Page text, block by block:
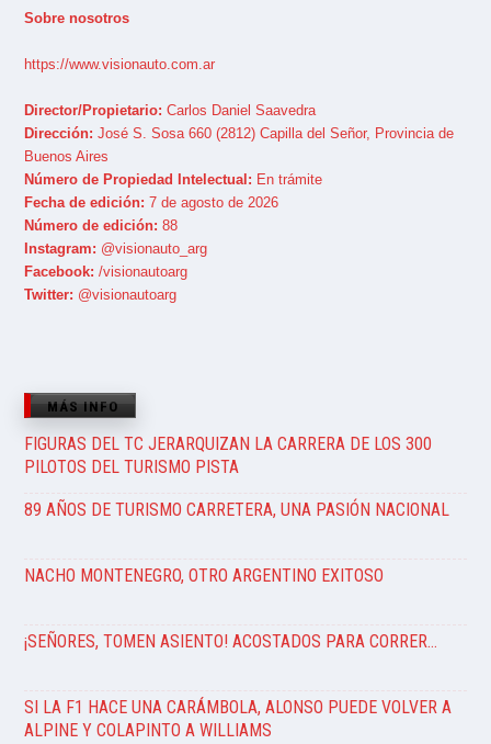
Sobre nosotros
https://www.visionauto.com.ar
Director/Propietario: Carlos Daniel Saavedra
Dirección: José S. Sosa 660 (2812) Capilla del Señor, Provincia de
Buenos Aires
Número de Propiedad Intelectual: En trámite
Fecha de edición: 7 de agosto de 2026
Número de edición: 88
Instagram: @visionauto_arg
Facebook: /visionautoarg
Twitter: @visionautoarg
MÁS INFO
FIGURAS DEL TC JERARQUIZAN LA CARRERA DE LOS 300
PILOTOS DEL TURISMO PISTA
89 AÑOS DE TURISMO CARRETERA, UNA PASIÓN NACIONAL
NACHO MONTENEGRO, OTRO ARGENTINO EXITOSO
¡SEÑORES, TOMEN ASIENTO! ACOSTADOS PARA CORRER…
SI LA F1 HACE UNA CARÁMBOLA, ALONSO PUEDE VOLVER A
ALPINE Y COLAPINTO A WILLIAMS